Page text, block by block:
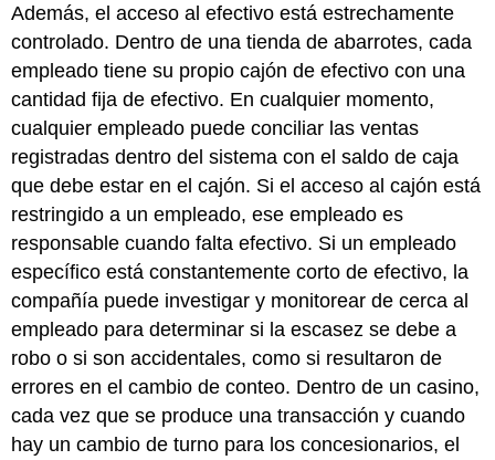
Además, el acceso al efectivo está estrechamente
controlado. Dentro de una tienda de abarrotes, cada
empleado tiene su propio cajón de efectivo con una
cantidad fija de efectivo. En cualquier momento,
cualquier empleado puede conciliar las ventas
registradas dentro del sistema con el saldo de caja
que debe estar en el cajón. Si el acceso al cajón está
restringido a un empleado, ese empleado es
responsable cuando falta efectivo. Si un empleado
específico está constantemente corto de efectivo, la
compañía puede investigar y monitorear de cerca al
empleado para determinar si la escasez se debe a
robo o si son accidentales, como si resultaron de
errores en el cambio de conteo. Dentro de un casino,
cada vez que se produce una transacción y cuando
hay un cambio de turno para los concesionarios, el